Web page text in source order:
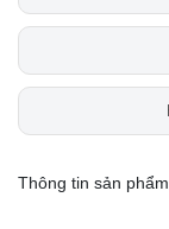
Thông tin sản